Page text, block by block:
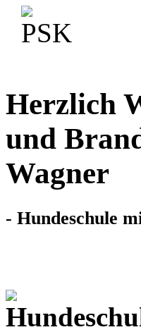
Herzlich
und
Wagner
- Hundeschule